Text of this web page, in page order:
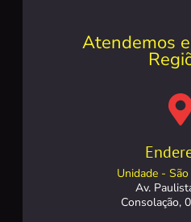
Atendemos
Unidade -
Av.
Consolação,